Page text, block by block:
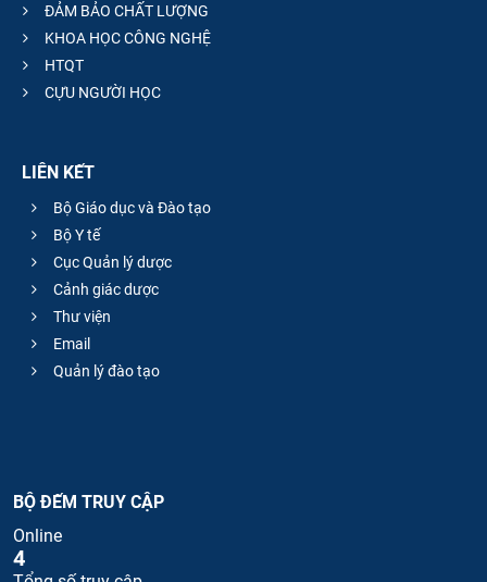
ĐẢM BẢO CHẤT LƯỢNG
KHOA HỌC CÔNG NGHỆ
HTQT
CỰU NGƯỜI HỌC
LIÊN KẾT
Bộ Giáo dục và Đào tạo
Bộ Y tế
Cục Quản lý dược
Cảnh giác dược
Thư viện
Email
Quản lý đào tạo
BỘ ĐẾM TRUY CẬP
Online
4